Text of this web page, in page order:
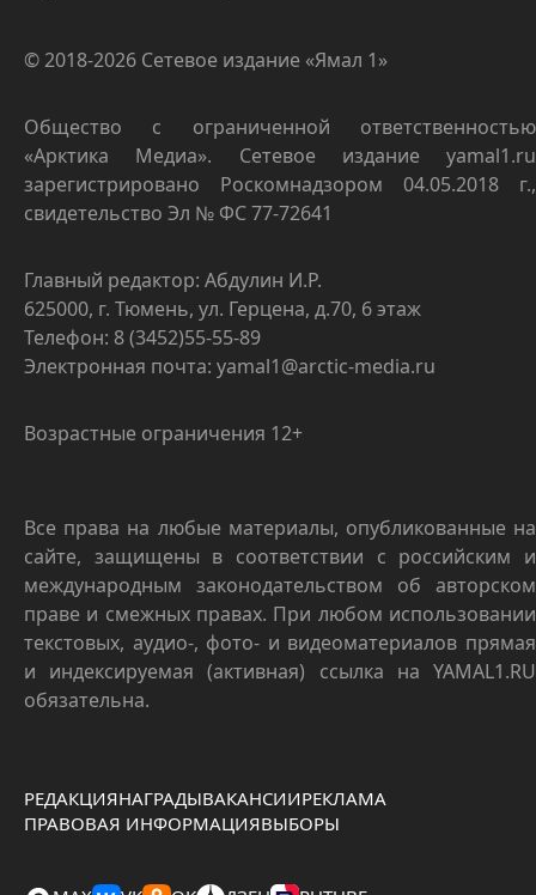
© 2018-2026 Сетевое издание «Ямал 1»
Общество с ограниченной ответственностью
«Арктика Медиа». Сетевое издание yamal1.ru
зарегистрировано Роскомнадзором 04.05.2018 г.,
свидетельство Эл № ФС 77-72641
Главный редактор: Абдулин И.Р.
625000, г. Тюмень, ул. Герцена, д.70, 6 этаж
Телефон: 8 (3452)55-55-89
Электронная почта: yamal1@arctic-media.ru
Возрастные ограничения 12+
Все права на любые материалы, опубликованные на
сайте, защищены в соответствии с российским и
международным законодательством об авторском
праве и смежных правах. При любом использовании
текстовых, аудио-, фото- и видеоматериалов прямая
и индексируемая (активная) ссылка на YAMAL1.RU
обязательна.
РЕДАКЦИЯНАГРАДЫВАКАНСИИРЕКЛАМА
ПРАВОВАЯ ИНФОРМАЦИЯВЫБОРЫ